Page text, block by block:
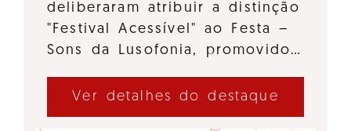
deliberaram atribuir a distinção
"Festival Acessível" ao Festa –
Sons da Lusofonia, promovido…
Ver detalhes do destaque